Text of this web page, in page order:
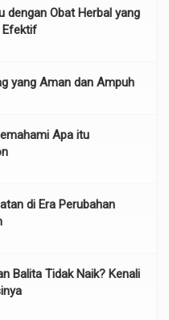
dengan Obat Herbal yang
Efektif
yang Aman dan Ampuh
Apa itu
di Era Perubahan
Balita Tidak Naik? Kenali